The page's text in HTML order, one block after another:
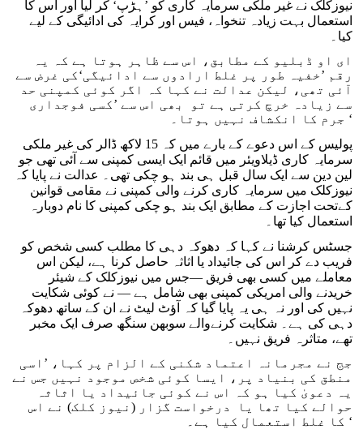
نیوزکلک نے غیر ملکی سرمایہ کاری کو ’ہڑپ‘ کر لیا اور اس کا
استعمال بہت زیادہ تنخواہ، فیس اور کرایہ کی ادائیگی کے لیے
کیا۔
ای او ڈبلیو کے مطابق، اس سے ظاہر ہوتا ہے کہ یہ
رقم ’خفیہ طور پر غلط ارادوں سے ادائیگی‘کی غرض سے
آئی تھی، لیکن عدالت نے کہا کہ اگر کوئی کمپنی حد
سے زیادہ خرچ کرتی ہے تو بھی اس سے ’کسی فوجداری
جرم کا انکشاف نہیں ہوتا۔ ‘
پولیس کے اس دعوے کے بارے میں کہ 15 لاکھ ڈالر کی غیر ملکی
سرمایہ کاری ڈیلاویئر میں قائم ایک ایسی کمپنی سے آئی تھی جو
لین دین سے ایک سال قبل ہی بند ہو چکی تھی۔ عدالت نے پایا کہ
نیوزکلک میں سرمایہ کاری کرنے والی کمپنی نے مقامی قوانین
کےتحت اجازت کے مطابق ایک بند ہو چکی کمپنی کا نام دوبارہ
استعمال کیا تھا۔
جسٹس کرشنا نے کہا کہ دھوکہ دہی کا مطلب کسی شخص کو
فریب دے کر اس کی جائیداد یا اثاثہ حاصل کرنا ہے، لیکن اس
معاملے میں کسی بھی فریق —جس میں نیوزکلک کے شیئر
خریدنے والی امریکی کمپنی بھی شامل ہے — نے کوئی شکایت
نہیں کی اور نہ ہی یہ پایا گیا کہ آؤٹ لیٹ نے ان کے ساتھ دھوکہ
دہی کی ہے۔ شکایت کرنےوالے سوبھن سنگھ صرف ایک مخبر
تھے، متاثرہ فریق نہیں۔
جج نے مجرمانہ اعتماد شکنی کے الزام پر کہا، ’اسی
منطق کی بنیاد پر، ایسا کوئی شخص موجود نہیں جس نے
یہ دعویٰ کیا ہو کہ اس نے کوئی جائیداد یا اثاثہ
حوالے کیا تھا یا درخواست گزار (نیوز کلک) نے اس
کا غلط استعمال کیا ہے۔ ‘